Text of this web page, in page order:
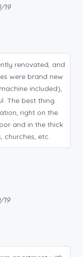
19
renovated, and
were brand new
included),
The best thing
right on the
and in the thick
churches, etc.
19